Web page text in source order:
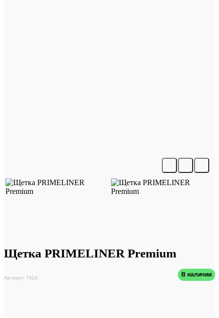
Щетка PRIMELINER Premium
Артикул: 7424 В наличии